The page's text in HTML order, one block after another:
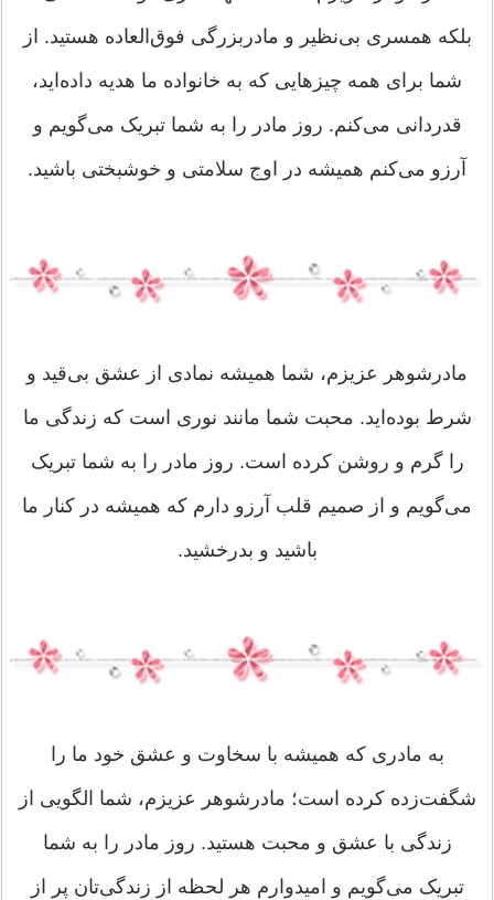
بلکه همسری بی‌نظیر و مادربزرگی فوق‌العاده هستید. از
شما برای همه چیزهایی که به خانواده ما هدیه داده‌اید،
قدردانی می‌کنم. روز مادر را به شما تبریک می‌گویم و
آرزو می‌کنم همیشه در اوج سلامتی و خوشبختی باشید.
مادرشوهر عزیزم، شما همیشه نمادی از عشق بی‌قید و
شرط بوده‌اید. محبت شما مانند نوری است که زندگی ما
را گرم و روشن کرده است. روز مادر را به شما تبریک
می‌گویم و از صمیم قلب آرزو دارم که همیشه در کنار ما
باشید و بدرخشید.
به مادری که همیشه با سخاوت و عشق خود ما را
شگفت‌زده کرده است؛ مادرشوهر عزیزم، شما الگویی از
زندگی با عشق و محبت هستید. روز مادر را به شما
تبریک می‌گویم و امیدوارم هر لحظه از زندگی‌تان پر از